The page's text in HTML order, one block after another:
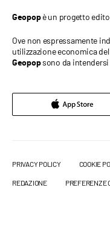
Geopopè un progetto
Ove non espressamente
utilizzazione economica
Geopopsono da
PRIVACY POLICY COOKIE
REDAZIONE PREFERENZE